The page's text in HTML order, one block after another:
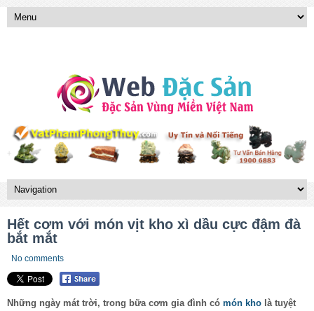
Hết cơm với món vịt kho xì dầu cực đậm đà
bắt mắt
No comments
Những ngày mát trời, trong bữa cơm gia đình có món kho là tuyệt